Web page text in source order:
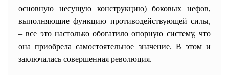
основную несущую конструкцию) боковых нефов,
выполняющие функцию противодействующей силы,
– все это настолько обогатило опорную систему, что
она приобрела самостоятельное значение. В этом и
заключалась совершенная революция.